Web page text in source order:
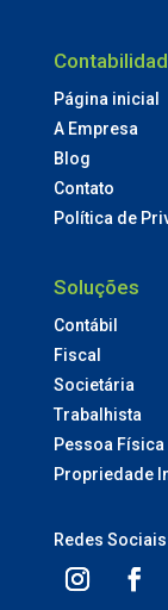
Página inicial
A Empresa
Blog
Contato
Política de
Soluções
Contábil
Fiscal
Societária
Trabalhista
Pessoa Física
Propriedade
Redes